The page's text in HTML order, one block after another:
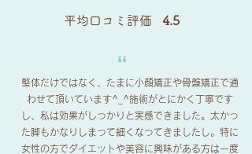
平均口コミ評価 4.5
整体だけではなく、たまに小顔矯正や骨盤矯正で通
わせて頂いています^_^施術がとにかく丁寧です
し、私は効果がしっかりと実感できました。太かっ
た脚もかなりしまって細くなってきましたし。特に
女性の方でダイエットや美容に興味がある方は一度
​“